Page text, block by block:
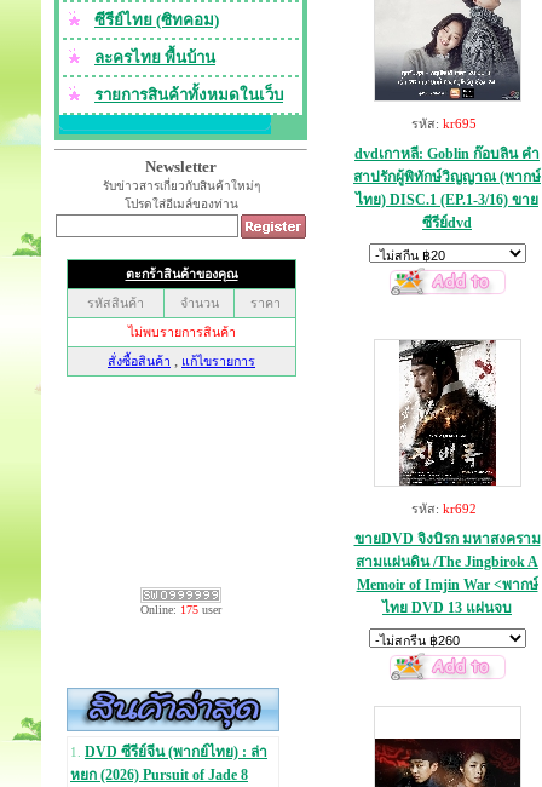
ซีรีย์ไทย (ซิทคอม)
ละครไทย พื้นบ้าน
รายการสินค้าทั้งหมดในเว็บ
Newsletter
รับข่าวสารเกี่ยวกับสินค้าใหม่ๆ
โปรดใส่อีเมล์ของท่าน
Online: 175 user
1. DVD ซีรีย์จีน (พากย์ไทย) : ล่า
หยก (2026) Pursuit of Jade 8
รหัส: kr695
dvdเกาหลี: Goblin ก๊อบลิน คำ
สาปรักผู้พิทักษ์วิญญาณ (พากษ์
ไทย) DISC.1 (EP.1-3/16) ขาย
ซีรีย์dvd
รหัส: kr692
ขายDVD จิงบิรก มหาสงคราม
สามแผ่นดิน /The Jingbirok A
Memoir of Imjin War <พากษ์
ไทย DVD 13 แผ่นจบ